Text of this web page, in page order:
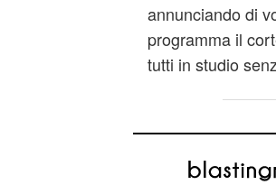
annunciando di
programma il
tutti in studio